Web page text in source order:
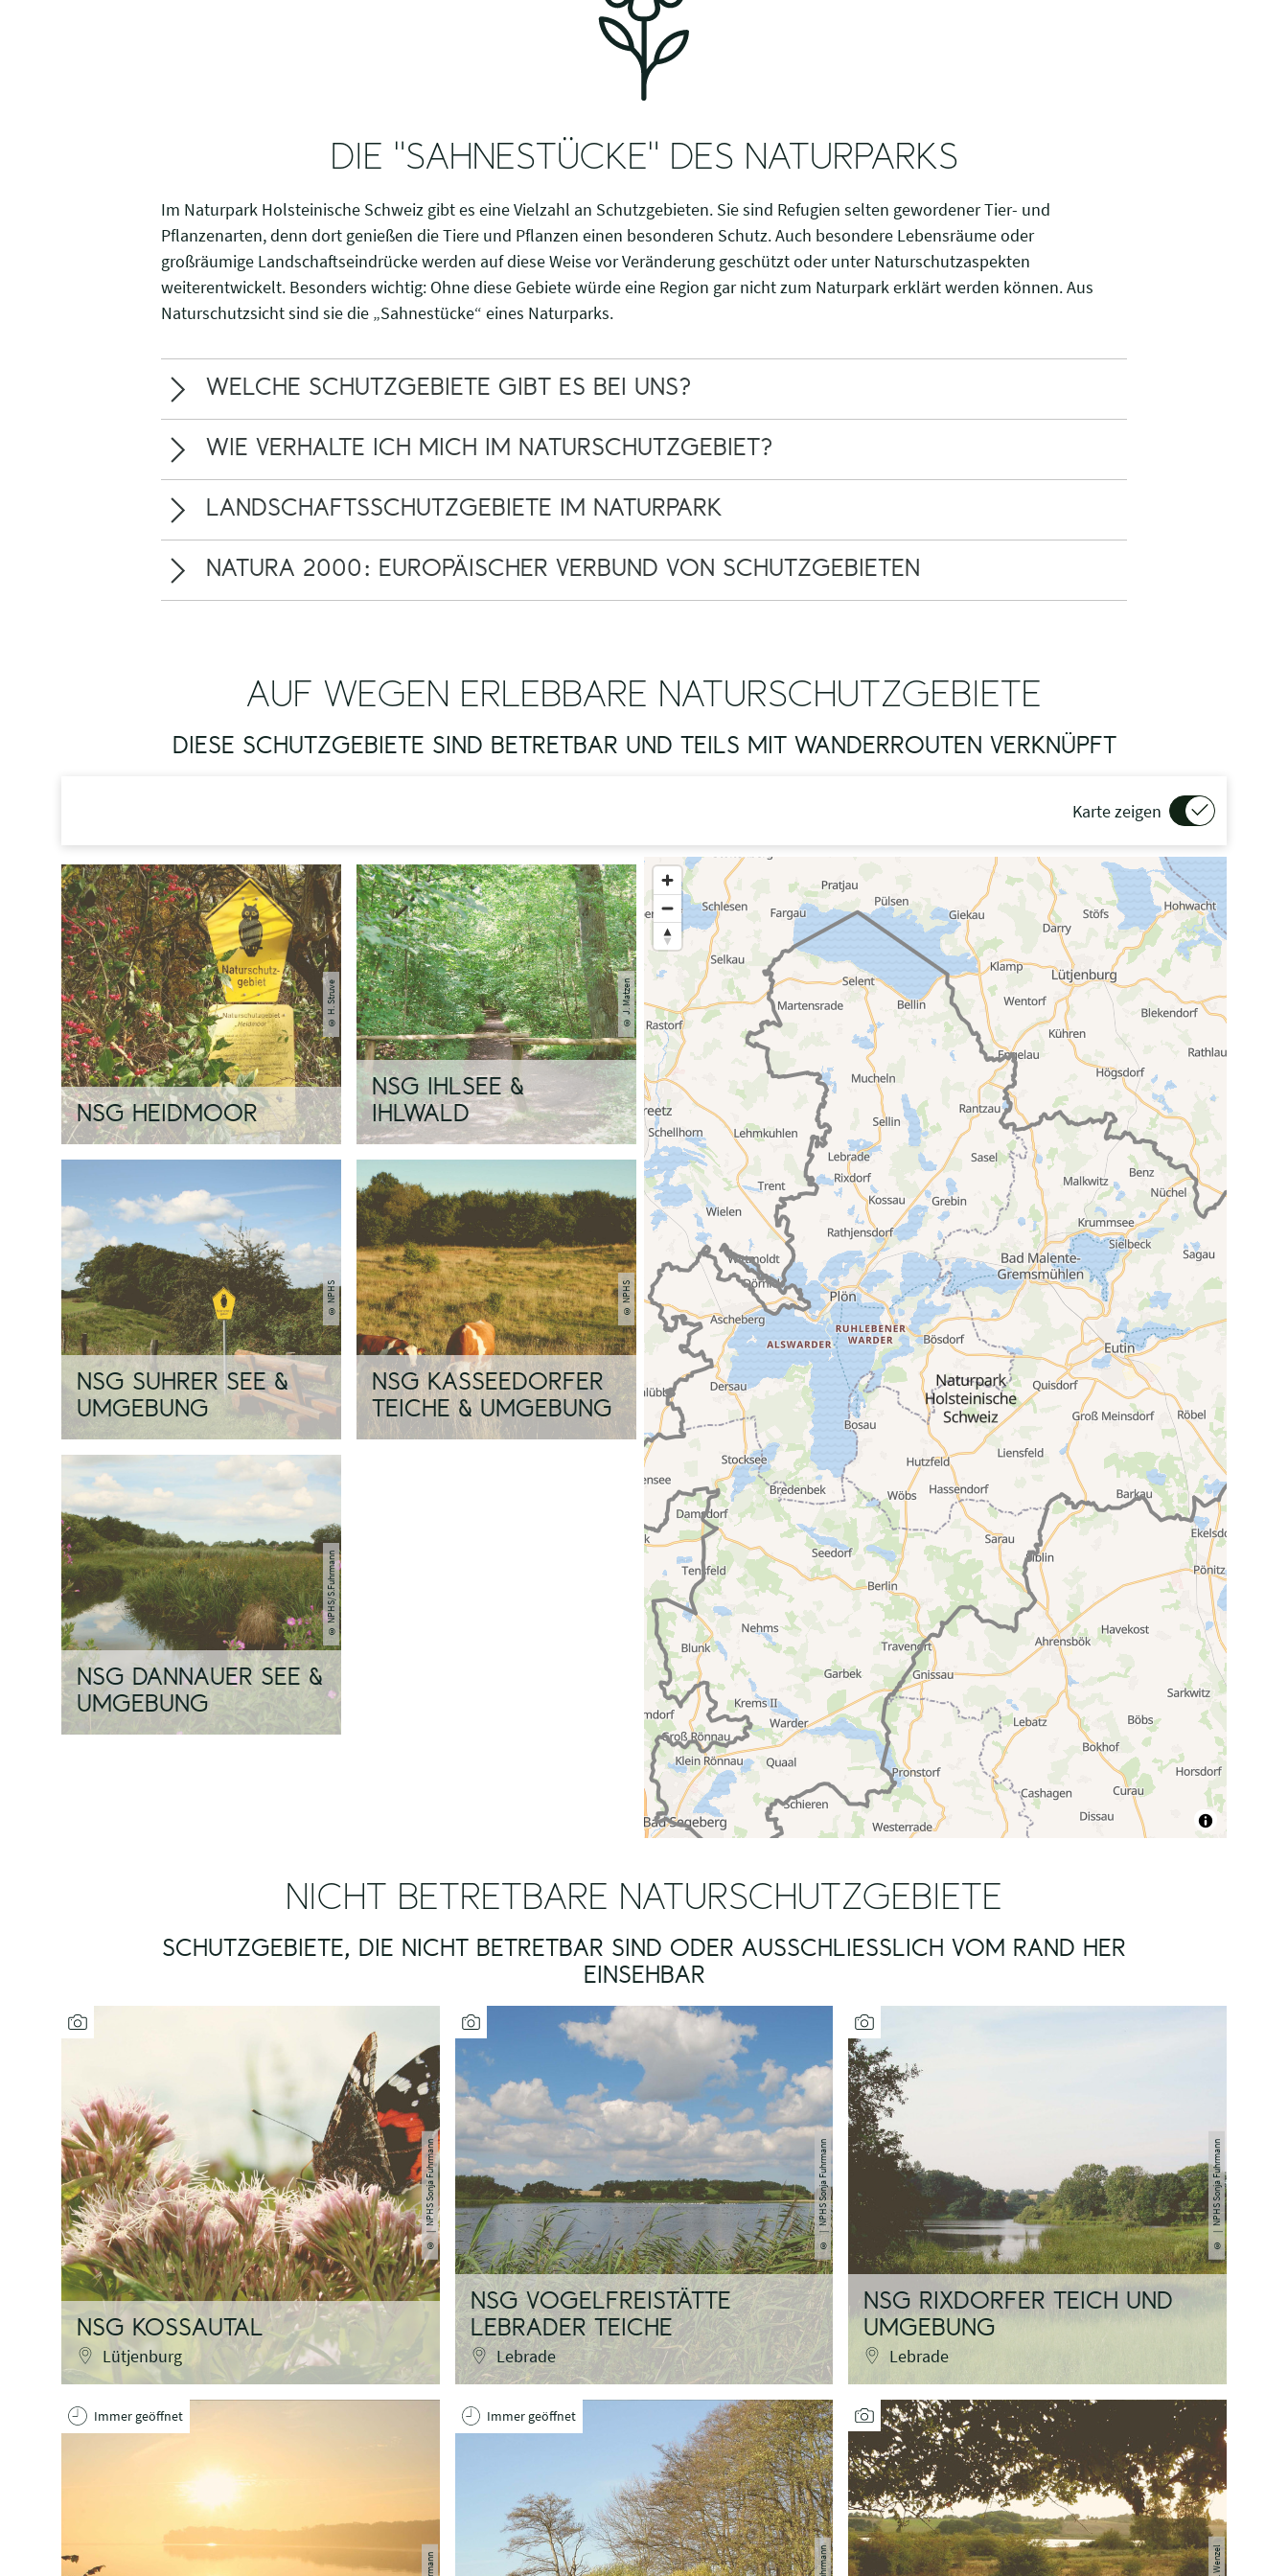
DIE "SAHNESTÜCKE" DES NATURPARKS
Im Naturpark Holsteinische Schweiz gibt es eine Vielzahl an Schutzgebieten. Sie sind Refugien selten gewordener Tier- und
Pflanzenarten, denn dort genießen die Tiere und Pflanzen einen besonderen Schutz. Auch besondere Lebensräume oder
großräumige Landschaftseindrücke werden auf diese Weise vor Veränderung geschützt oder unter Naturschutzaspekten
weiterentwickelt. Besonders wichtig: Ohne diese Gebiete würde eine Region gar nicht zum Naturpark erklärt werden können. Aus
Naturschutzsicht sind sie die „Sahnestücke“ eines Naturparks.
WELCHE SCHUTZGEBIETE GIBT ES BEI UNS?
WIE VERHALTE ICH MICH IM NATURSCHUTZGEBIET?
LANDSCHAFTSSCHUTZGEBIETE IM NATURPARK
NATURA 2000: EUROPÄISCHER VERBUND VON SCHUTZGEBIETEN
AUF WEGEN ERLEBBARE NATURSCHUTZGEBIETE
DIESE SCHUTZGEBIETE SIND BETRETBAR UND TEILS MIT WANDERROUTEN VERKNÜPFT
Karte zeigen
© H. Struve
NSG HEIDMOOR
© J. Matzen
NSG IHLSEE &
IHLWALD
© NPHS
NSG SUHRER SEE &
UMGEBUNG
© NPHS
NSG KASSEEDORFER
TEICHE & UMGEBUNG
© NPHS/S.Fuhrmann
NSG DANNAUER SEE &
UMGEBUNG
Karte wird geladen...
Halten Sie die Taste „STRG“ gedrückt beim Scrollen, um in der Karte
zu vergrößern.
NICHT BETRETBARE NATURSCHUTZGEBIETE
SCHUTZGEBIETE, DIE NICHT BETRETBAR SIND ODER AUSSCHLIESSLICH VOM RAND HER E
INSEHBAR
NSG KOSSAUTAL
Lütjenburg
©
| NPHS Sonja Fuhrmann
NSG VOGELFREISTÄTTE
LEBRADER TEICHE
Lebrade
©
| NPHS Sonja Fuhrmann
NSG RIXDORFER TEICH UND
UMGEBUNG
Lebrade
©
| NPHS Sonja Fuhrmann
Immer geöffnet Immer geöffnet